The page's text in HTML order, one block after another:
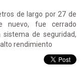
de largo por 27 de
nuevo, fue cerrado
de seguridad,
rendimiento